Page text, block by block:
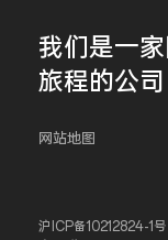
我们是一家
旅程的公司
网站地图
沪ICP备10212824-1号